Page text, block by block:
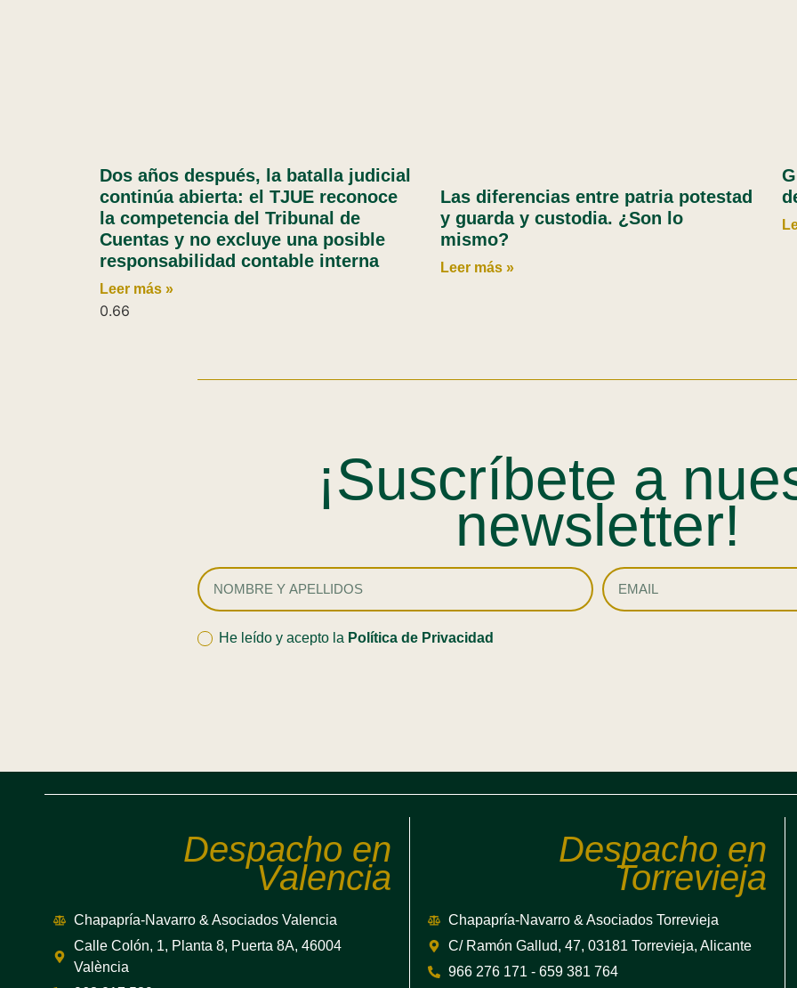
Dos años después, la batalla judicial
continúa abierta: el TJUE reconoce
la competencia del Tribunal de
Cuentas y no excluye una posible
responsabilidad contable interna
Leer más »
Las diferencias entre patria potestad
y guarda y custodia. ¿Son lo
mismo?
Leer más »
¡Suscríbete a
newsletter!
He leído y acepto la Política de Privacidad
Despacho en
Valencia
Chapapría-Navarro & Asociados Valencia
Calle Colón, 1, Planta 8, Puerta 8A, 46004
València
Despacho en
Torrevieja
Chapapría-Navarro & Asociados Torrevieja
C/ Ramón Gallud, 47, 03181 Torrevieja, Alicante
966 276 171 - 659 381 764